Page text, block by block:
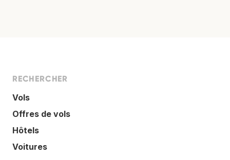
RECHERCHER
Vols
Offres de vols
Hôtels
Voitures